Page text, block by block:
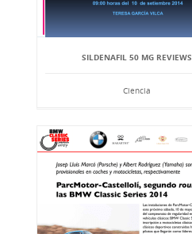
SILDENAFIL 50 MG REVIEWS
Ciencia